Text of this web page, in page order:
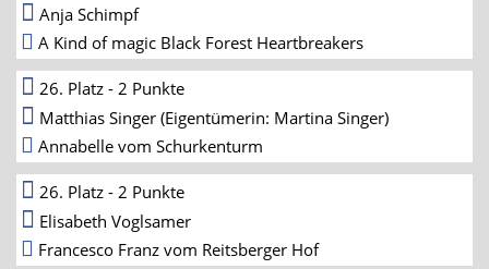
Anja Schimpf
A Kind of magic Black Forest Heartbreakers
26. Platz - 2 Punkte
Matthias Singer (Eigentümerin: Martina Singer)
Annabelle vom Schurkenturm
26. Platz - 2 Punkte
Elisabeth Voglsamer
Francesco Franz vom Reitsberger Hof